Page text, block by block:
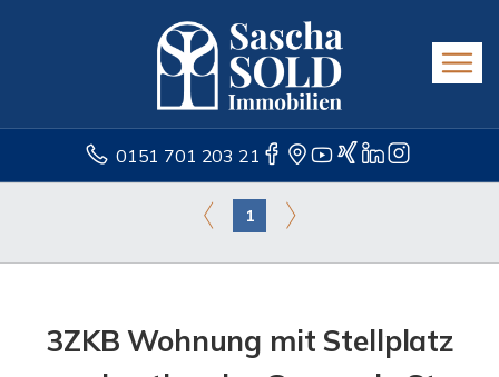
0151 701 203 21
1
3ZKB Wohnung mit Stellplatz